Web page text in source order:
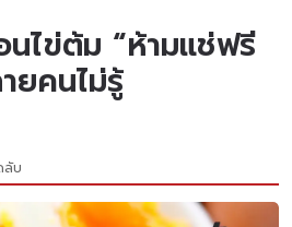
นไข่ต้ม “ห้ามแช่ฟรี
ยคนไม่รู้
ลับ